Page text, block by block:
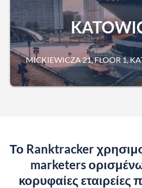
MICKIEWICZA 21, FLOOR 1,
Το Ranktracker
marketers
κορυφαίες εταιρείες